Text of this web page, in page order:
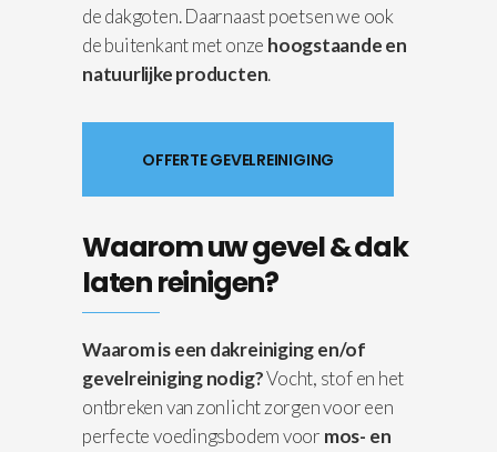
de dakgoten. Daarnaast poetsen we ook
de buitenkant met onze hoogstaande en
natuurlijke producten.
OFFERTE GEVELREINIGING
Waarom uw gevel & dak
laten reinigen?
Waarom is een dakreiniging en/of
gevelreiniging nodig?Vocht, stof en het
ontbreken van zonlicht zorgen voor een
perfecte voedingsbodem voor mos- en